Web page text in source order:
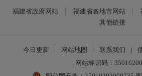
福建省政府网站 福建省各地市网站
其他链接
今日更新 | 网站地图 | 联系我们 |
网站标识码：